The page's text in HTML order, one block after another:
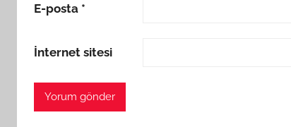
E-posta *
İnternet sitesi